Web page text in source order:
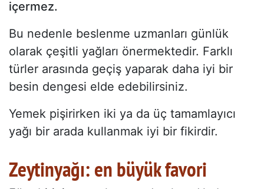
içermez.
Bu nedenle beslenme uzmanları günlük
olarak çeşitli yağları önermektedir. Farklı
türler arasında geçiş yaparak daha iyi bir
besin dengesi elde edebilirsiniz.
Yemek pişirirken iki ya da üç tamamlayıcı
yağı bir arada kullanmak iyi bir fikirdir.
Zeytinyağı: en büyük favori